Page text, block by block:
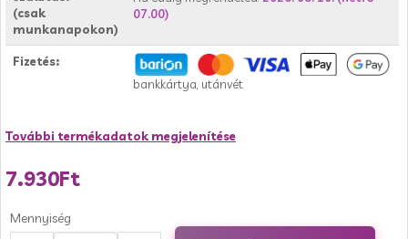
(csak
munkanapokon)
07.00)
Fizetés:
bankkártya, utánvét
További termékadatok megjelenítése
7.930Ft
Mennyiség